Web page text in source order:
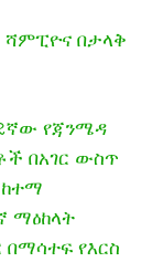
ሻምፒዮና በታላቅ
የጃንሜዳ
በአገር ውስጥ
ማዕከላት
የእርስ